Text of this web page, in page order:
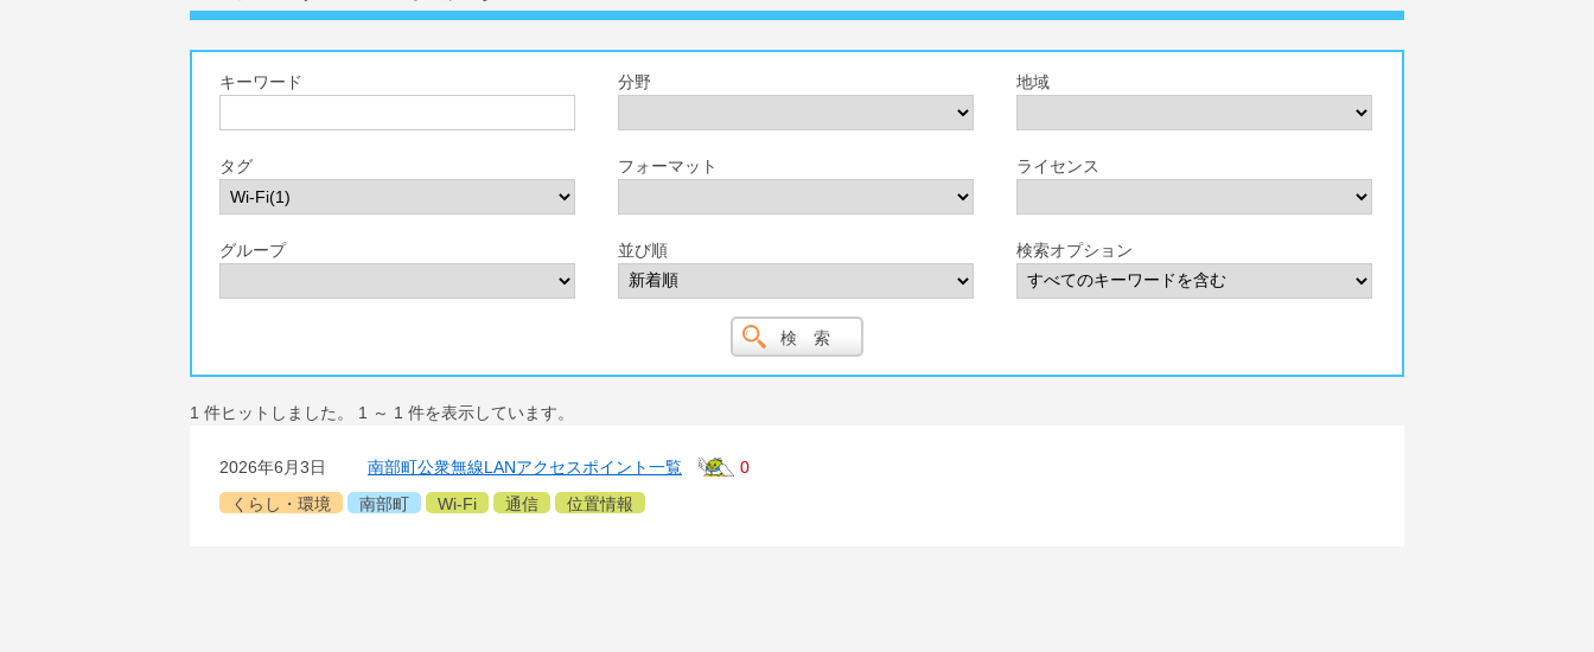
キーワード 分野 地域
タグ フォーマット ライセンス
グループ 並び順 検索オプション
1 件ヒットしました。 1 ～ 1 件を表示しています。
2026年6月3日 南部町公衆無線LANアクセスポイント一覧
0
くらし・環境
南部町 Wi-Fi 通信 位置情報